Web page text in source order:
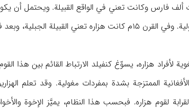
فارس وكانت تعني في الواقع القبيلة. ويحتمل أن
ــ أحلّوا مفردة «هزار» الفارسية محل «منگن» في المغولية. وفي
الأفغانية الممتزجة بشدة بمفردات مغولية. وقد تعلم
نظام القرابة لقوم هزاره. فبحسب هذا النظام، يميَّز